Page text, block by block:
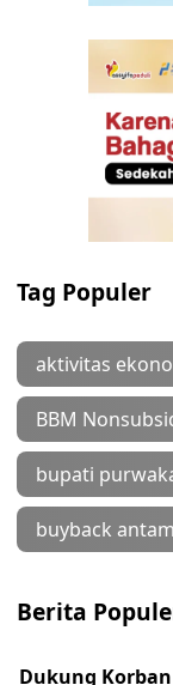
Tag Populer
aktivitas
BBM
bupati
buyback
Berita
Dukung